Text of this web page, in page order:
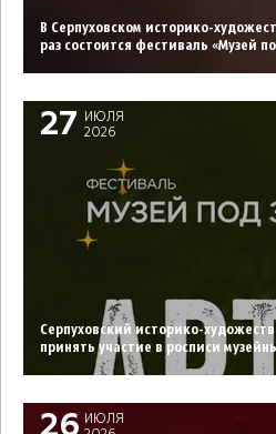
В Серпуховском историко-
раз состоится фестиваль «Музей
27
ИЮЛЯ
2026
Серпуховский историко-
принять участие в росписи
26
ИЮЛЯ